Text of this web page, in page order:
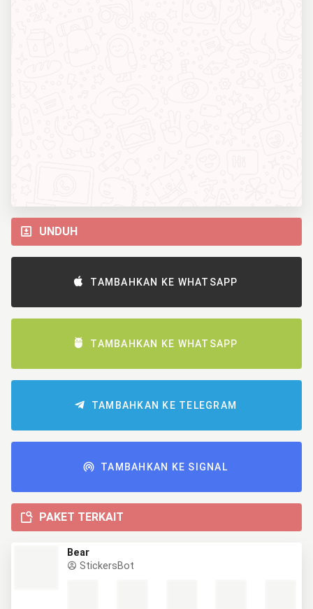
UNDUH
TAMBAHKAN KE WHATSAPP
TAMBAHKAN KE WHATSAPP
TAMBAHKAN KE TELEGRAM
TAMBAHKAN KE SIGNAL
PAKET TERKAIT
Bear
StickersBot